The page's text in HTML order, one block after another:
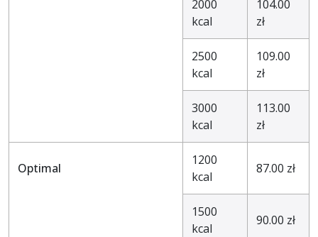
2000
kcal
104.00
zł
2500
kcal
109.00
zł
3000
kcal
113.00
zł
Optimal
1200
kcal
87.00 zł
1500
kcal
90.00 zł